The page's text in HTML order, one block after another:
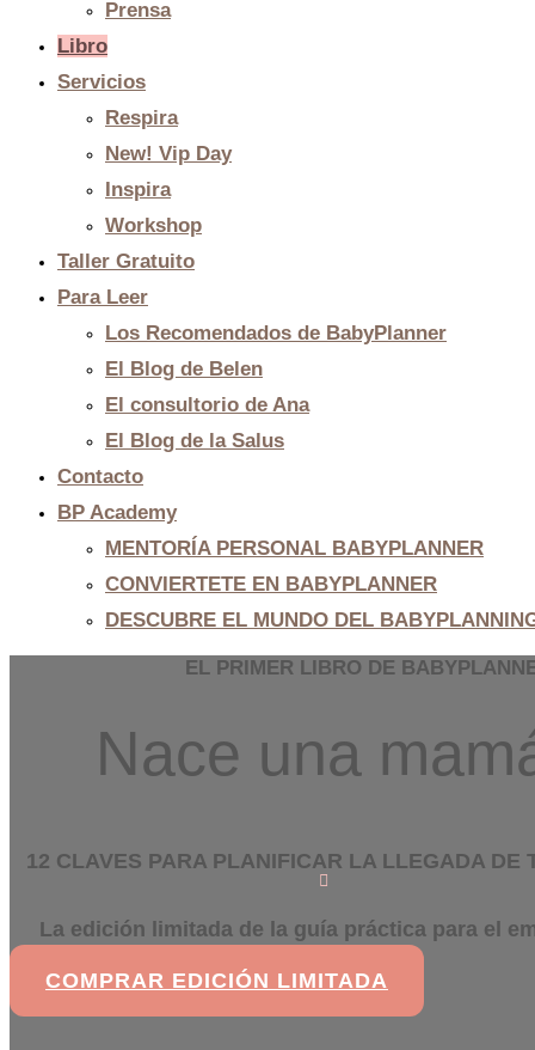
Prensa
Libro
Servicios
Respira
New! Vip Day
Inspira
Workshop
Taller Gratuito
Para Leer
Los Recomendados de BabyPlanner
El Blog de Belen
El consultorio de Ana
El Blog de la Salus
Contacto
BP Academy
MENTORÍA PERSONAL BABYPLANNER
CONVIERTETE EN BABYPLANNER
DESCUBRE EL MUNDO DEL
EL PRIMER LIBRO DE
Nace una
12 CLAVES PARA PLANIFICAR LA LLEGADA DE
La edición limitada de la guía práctica para el
COMPRAR EDICIÓN LIMITADA